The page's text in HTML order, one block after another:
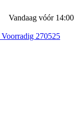
Vandaag vóór 14:00
Voorradig 270525